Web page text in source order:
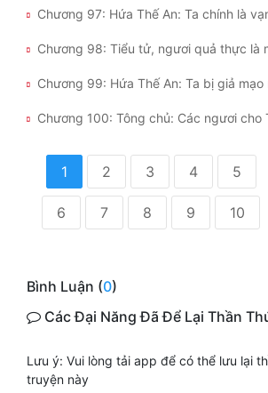
Chương 98: Tiểu tử, ngươi quả thực là
Chương 99: Hứa Thế An: Ta bị giả mạo
1 2 3 4 5
6 7 8 9 10
Bình Luận (0)
Các Đại Năng Đã Để Lại Thần
Lưu ý: Vui lòng tải app để có thể lưu lại
truyện này